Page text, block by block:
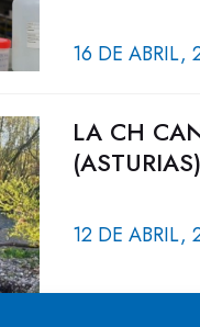
16 DE ABRIL,
LA CH
(ASTURIAS)
12 DE ABRIL,